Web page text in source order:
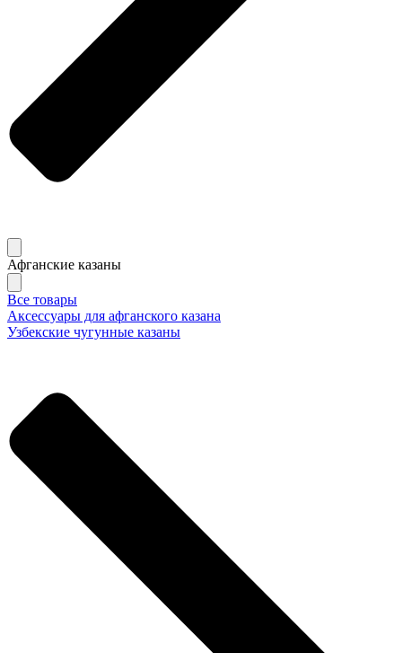
Афганские казаны
Все товары
Аксессуары для афганского казана
Узбекские чугунные казаны